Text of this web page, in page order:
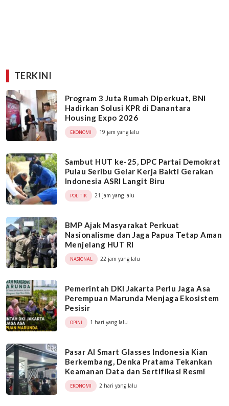
TERKINI
Program 3 Juta Rumah Diperkuat, BNI
Hadirkan Solusi KPR di Danantara
Housing Expo 2026
EKONOMI 19 jam yang lalu
Sambut HUT ke-25, DPC Partai Demokrat
Pulau Seribu Gelar Kerja Bakti Gerakan
Indonesia ASRI Langit Biru
POLITIK 21 jam yang lalu
BMP Ajak Masyarakat Perkuat
Nasionalisme dan Jaga Papua Tetap Aman
Menjelang HUT RI
NASIONAL 22 jam yang lalu
Pemerintah DKI Jakarta Perlu Jaga Asa
Perempuan Marunda Menjaga Ekosistem
Pesisir
OPINI 1 hari yang lalu
Pasar AI Smart Glasses Indonesia Kian
Berkembang, Denka Pratama Tekankan
Keamanan Data dan Sertifikasi Resmi
EKONOMI 2 hari yang lalu